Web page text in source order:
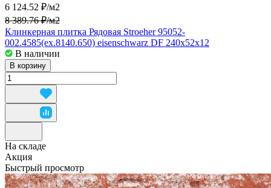
6 124.52 ₽/м2
8 389.76 ₽/м2
Клинкерная плитка Рядовая Stroeher 95052-
002.4585(ex.8140.650) eisenschwarz DF 240x52x12
В наличии
В корзину
На складе
Акция
Быстрый просмотр